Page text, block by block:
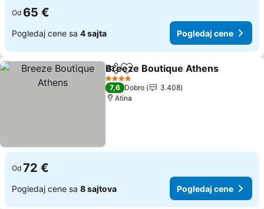
Od 65 €
Pogledaj cene sa 4 sajta Pogledaj cene
Deli Dodati u favorite
Breeze Boutique Athens
4 Zvezdice
7,6 Dobro
3.408
Atina
Od 72 €
Pogledaj cene sa 8 sajtova Pogledaj cene